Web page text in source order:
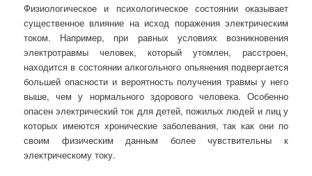
Физиологическое и психологическое состоянии оказывает
существенное влияние на исход поражения электрическим
током. Например, при равных условиях возникновения
электротравмы человек, который утомлен, расстроен,
находится в состоянии алкогольного опьянения подвергается
большей опасности и вероятность получения травмы у него
выше, чем у нормального здорового человека. Особенно
опасен электрический ток для детей, пожилых людей и лиц у
которых имеются хронические заболевания, так как они по
своим физическим данным более чувствительны к
электрическому току.